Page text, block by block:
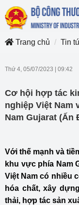
Trang chủ
Tin
Thứ 4, 05/07/2023 09:42
Cơ hội hợp tác
nghiệp Việt Nam
Nam Gujarat (Ấn
Với thế mạnh và
khu vực phía Nam
Việt Nam có nhiều
hóa chất, xây
thải, hợp tác sản